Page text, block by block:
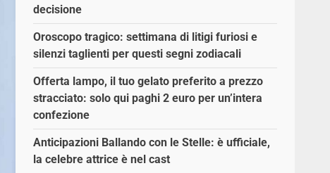
decisione
Oroscopo tragico: settimana di litigi furiosi e
silenzi taglienti per questi segni zodiacali
Offerta lampo, il tuo gelato preferito a prezzo
stracciato: solo qui paghi 2 euro per un’intera
confezione
Anticipazioni Ballando con le Stelle: è ufficiale,
la celebre attrice è nel cast